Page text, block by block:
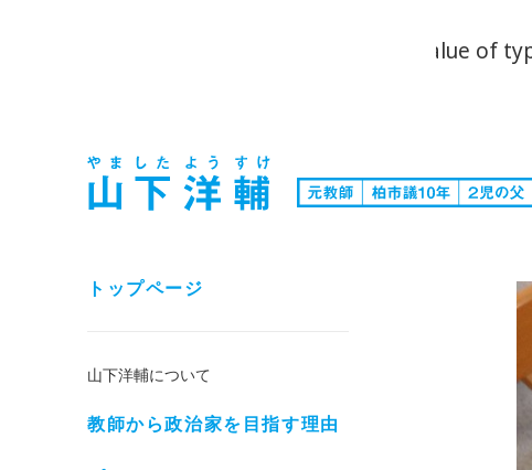
: Trying to access array offset on value of
トップページ
山下洋輔について
教師から政治家を目指す理由